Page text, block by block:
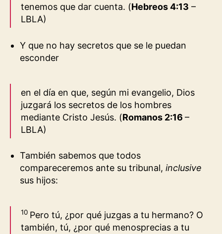
tenemos que dar cuenta. (Hebreos 4:13 –
LBLA)
Y que no hay secretos que se le puedan
esconder
en el día en que, según mi evangelio, Dios
juzgará los secretos de los hombres
mediante Cristo Jesús. (Romanos 2:16 –
LBLA)
También sabemos que todos
compareceremos ante su tribunal, inclusive
sus hijos:
10 Pero tú, ¿por qué juzgas a tu hermano? O
también, tú, ¿por qué menosprecias a tu